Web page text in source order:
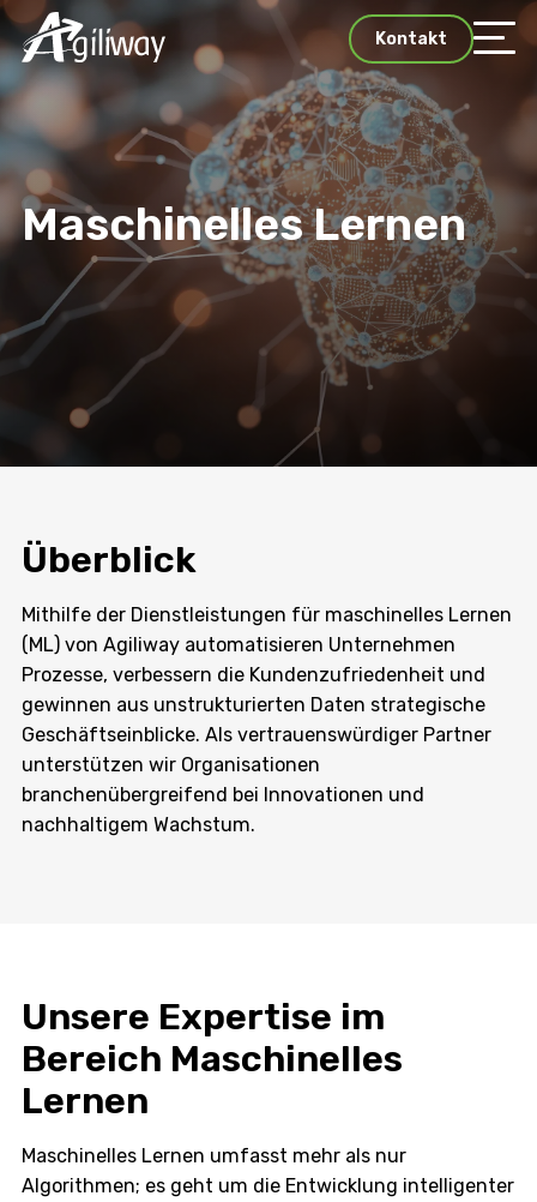
Kontakt
Maschinelles Lernen
Überblick
Mithilfe der Dienstleistungen für maschinelles Lernen
(ML) von Agiliway automatisieren Unternehmen
Prozesse, verbessern die Kundenzufriedenheit und
gewinnen aus unstrukturierten Daten strategische
Geschäftseinblicke. Als vertrauenswürdiger Partner
unterstützen wir Organisationen
branchenübergreifend bei Innovationen und
nachhaltigem Wachstum.
Unsere Expertise im
Bereich Maschinelles
Lernen
Maschinelles Lernen umfasst mehr als nur
Algorithmen; es geht um die Entwicklung intelligenter